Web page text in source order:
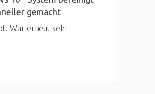
gemacht
War erneut sehr